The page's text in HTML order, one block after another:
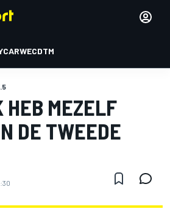
WECDTM
MEZELF
DE TWEEDE